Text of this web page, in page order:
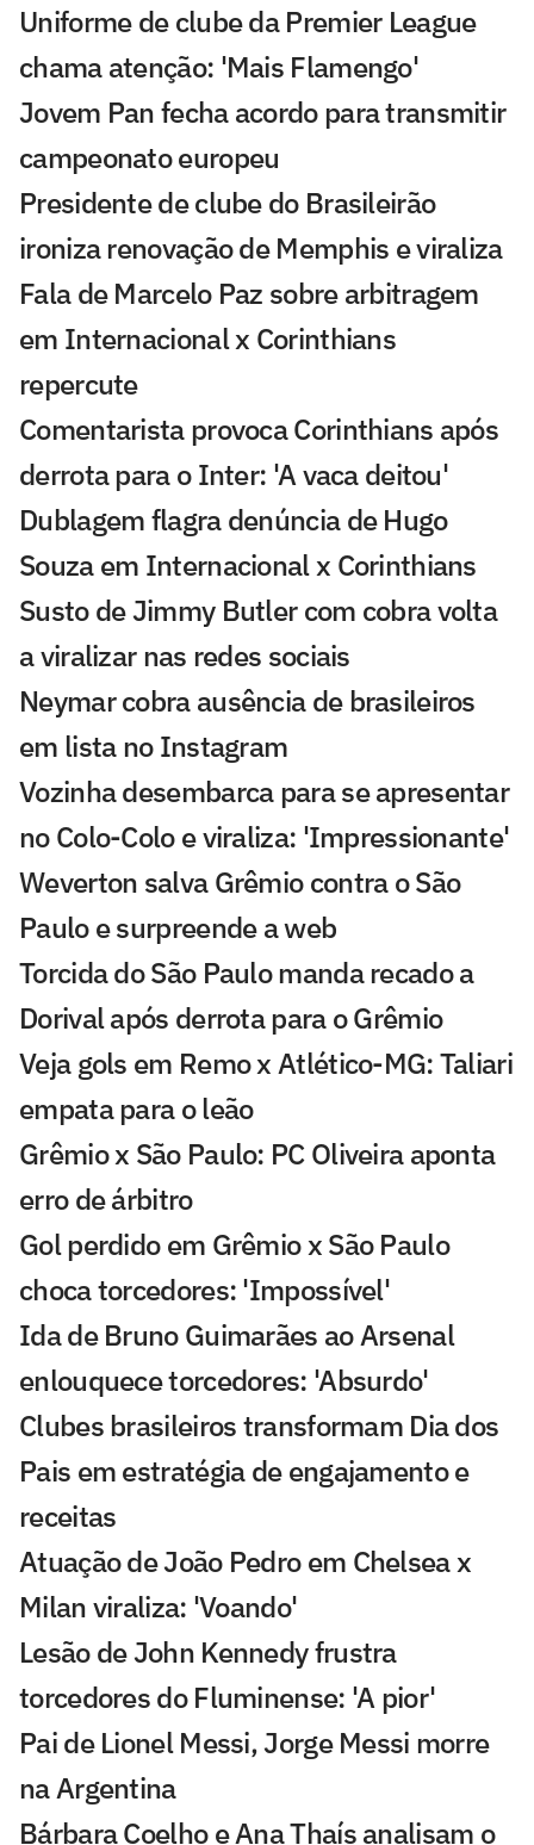
Uniforme de clube da Premier League
chama atenção: 'Mais Flamengo'
Jovem Pan fecha acordo para transmitir
campeonato europeu
Presidente de clube do Brasileirão
ironiza renovação de Memphis e viraliza
Fala de Marcelo Paz sobre arbitragem
em Internacional x Corinthians
repercute
Comentarista provoca Corinthians após
derrota para o Inter: 'A vaca deitou'
Dublagem flagra denúncia de Hugo
Souza em Internacional x Corinthians
Susto de Jimmy Butler com cobra volta
a viralizar nas redes sociais
Neymar cobra ausência de brasileiros
em lista no Instagram
Vozinha desembarca para se apresentar
no Colo-Colo e viraliza: 'Impressionante'
Weverton salva Grêmio contra o São
Paulo e surpreende a web
Torcida do São Paulo manda recado a
Dorival após derrota para o Grêmio
Veja gols em Remo x Atlético-MG: Taliari
empata para o leão
Grêmio x São Paulo: PC Oliveira aponta
erro de árbitro
Gol perdido em Grêmio x São Paulo
choca torcedores: 'Impossível'
Ida de Bruno Guimarães ao Arsenal
enlouquece torcedores: 'Absurdo'
Clubes brasileiros transformam Dia dos
Pais em estratégia de engajamento e
receitas
Atuação de João Pedro em Chelsea x
Milan viraliza: 'Voando'
Lesão de John Kennedy frustra
torcedores do Fluminense: 'A pior'
Pai de Lionel Messi, Jorge Messi morre
na Argentina
Bárbara Coelho e Ana Thaís analisam o